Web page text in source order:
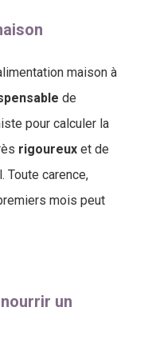
maison à
de
pour calculer la
rigoureux et de
Toute carence,
mois peut
un